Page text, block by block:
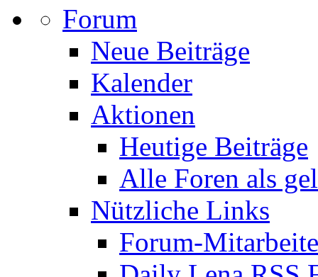
Forum
Neue Beiträge
Kalender
Aktionen
Heutige Beiträge
Alle Foren als
Nützliche Links
Forum-